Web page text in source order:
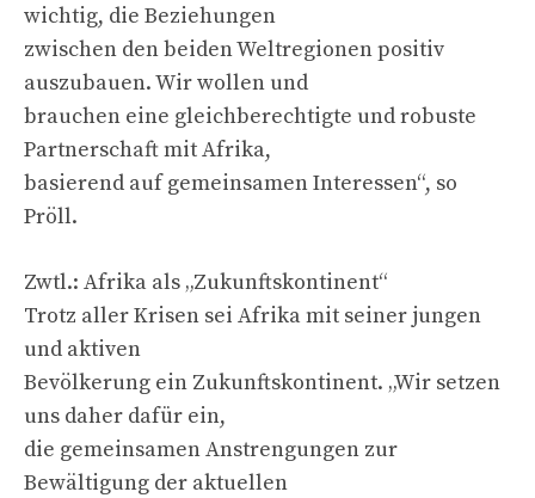
wichtig, die Beziehungen
zwischen den beiden Weltregionen positiv
auszubauen. Wir wollen und
brauchen eine gleichberechtigte und robuste
Partnerschaft mit Afrika,
basierend auf gemeinsamen Interessen“, so
Pröll.
Zwtl.: Afrika als „Zukunftskontinent“
Trotz aller Krisen sei Afrika mit seiner jungen
und aktiven
Bevölkerung ein Zukunftskontinent. „Wir setzen
uns daher dafür ein,
die gemeinsamen Anstrengungen zur
Bewältigung der aktuellen